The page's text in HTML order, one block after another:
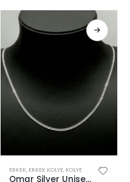
Bu ürünün birden fazla varyasyonu var. Seçenekler ürün sayfasından seçilebilir
ERKEK, ERKEK KOLYE, KOLYE
Omar Silver Unisex Gurmet 2 MM Gümüş Kolye Zincir Omr7897